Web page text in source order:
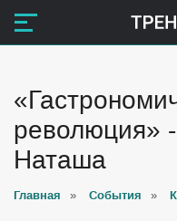
революция»
Наташа
Главная » События »